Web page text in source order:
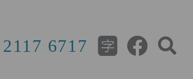
2117 6717